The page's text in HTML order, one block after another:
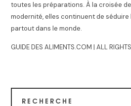
toutes les préparations. À la croisée
modernité, elles continuent de
partout dans le monde.
GUIDE DES ALIMENTS.COM | ALL
RECHERCHE